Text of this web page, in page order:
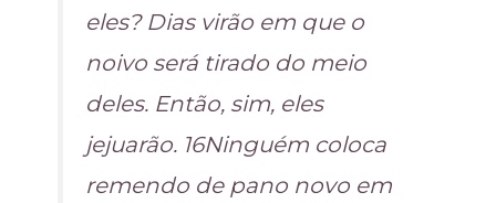
eles? Dias virão em que o
noivo será tirado do meio
deles. Então, sim, eles
jejuarão. 16Ninguém coloca
remendo de pano novo em